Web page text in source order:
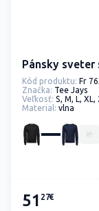
Pánsky
Kód produktu: Fr
Značka: Tee Jays
Veľkosť: S, M, L, XL,
Material: vlna
51 27€